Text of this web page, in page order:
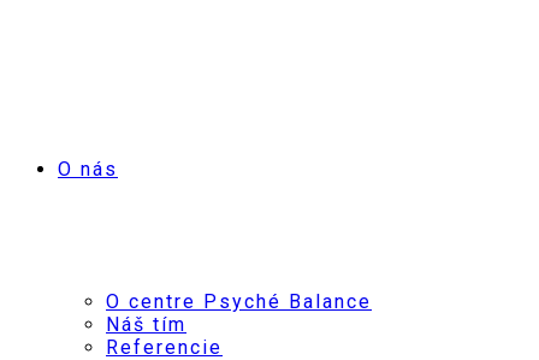
O nás
O centre Psyché Balance
Náš tím
Referencie